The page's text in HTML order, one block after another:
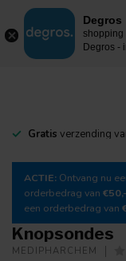
MENU
Gratis verzending
ACTIE: Ontvang nu
orderbedrag van €50,-
een orderbedrag van
Knopsondes
MEDIPHARCHEM
Degros
shopping
Degros -